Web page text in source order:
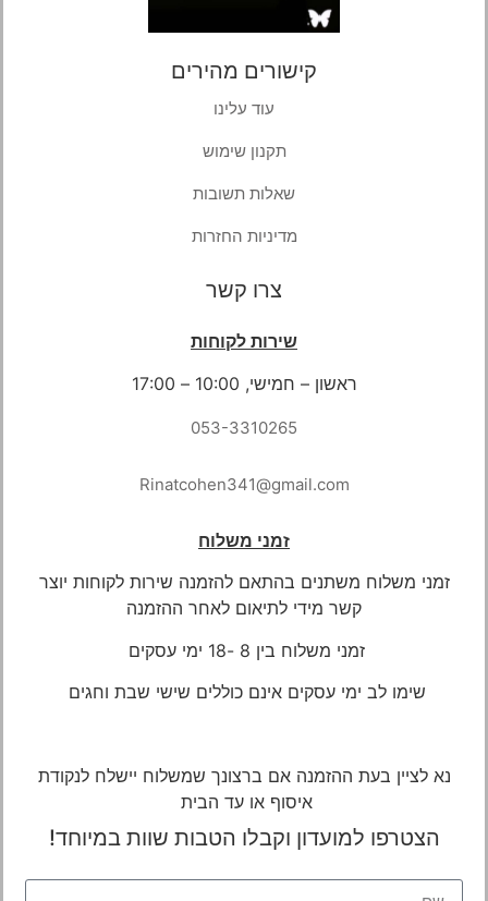
קישורים מהירים
עוד עלינו
תקנון שימוש
שאלות תשובות
מדיניות החזרות
צרו קשר
שירות לקוחות
ראשון – חמישי, 10:00 – 17:00
053-3310265
Rinatcohen341@gmail.com
זמני משלוח
זמני משלוח משתנים בהתאם להזמנה שירות לקוחות יוצר
קשר מידי לתיאום לאחר ההזמנה
זמני משלוח בין 8 -18 ימי עסקים
שימו לב ימי עסקים אינם כוללים שישי שבת וחגים
נא לציין בעת ההזמנה אם ברצונך שמשלוח יישלח לנקודת
איסוף או עד הבית
הצטרפו למועדון וקבלו הטבות שוות במיוחד!